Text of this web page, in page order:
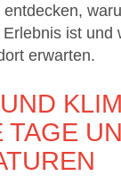
ist und
erwarten.
TAGE